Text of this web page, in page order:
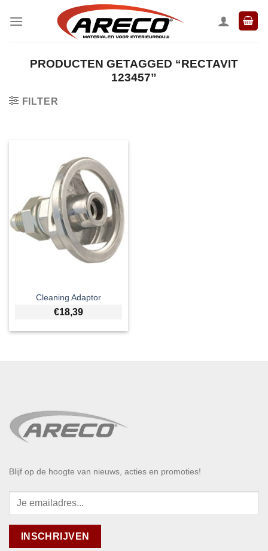
naar
PRODUCTEN GETAGGED “RECTAVIT
123457”
FILTER
Cleaning Adaptor
€18,39
Blijf op de hoogte van nieuws, acties en promoties!